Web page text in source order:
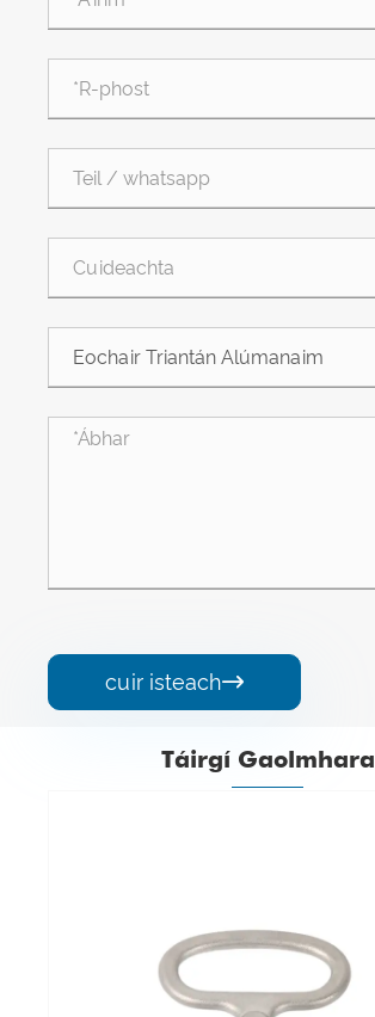
cuir isteach
Táirgí Gaolmhara